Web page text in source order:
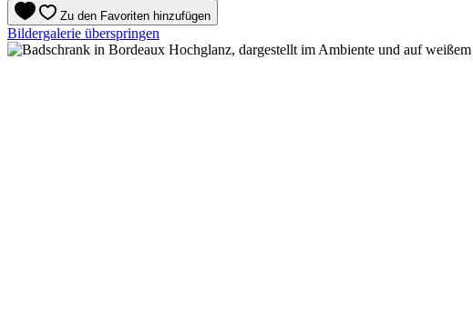
Zu den Favoriten hinzufügen
Bildergalerie überspringen